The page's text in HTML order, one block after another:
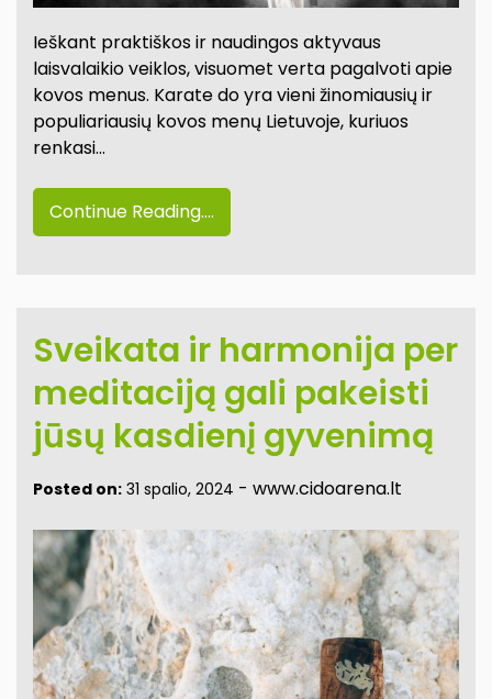
Ieškant praktiškos ir naudingos aktyvaus
laisvalaikio veiklos, visuomet verta pagalvoti apie
kovos menus. Karate do yra vieni žinomiausių ir
populiariausių kovos menų Lietuvoje, kuriuos
renkasi…
Continue Reading....
Sveikata ir harmonija per
meditaciją gali pakeisti
jūsų kasdienį gyvenimą
Posted on: 31 spalio, 2024 - www.cidoarena.lt